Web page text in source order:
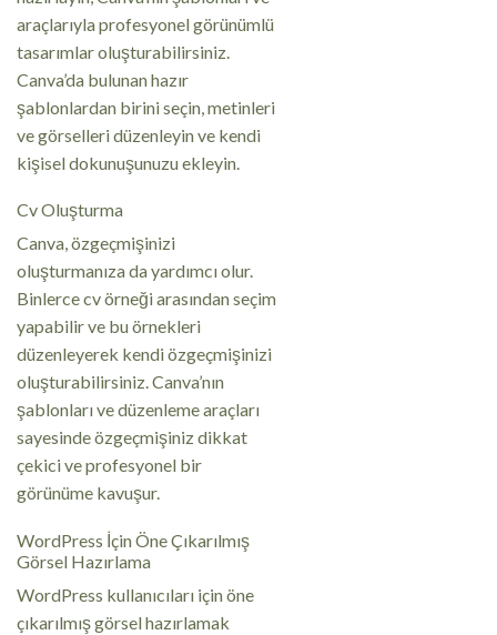
araçlarıyla profesyonel görünümlü
tasarımlar oluşturabilirsiniz.
Canva’da bulunan hazır
şablonlardan birini seçin, metinleri
ve görselleri düzenleyin ve kendi
kişisel dokunuşunuzu ekleyin.
Cv Oluşturma
Canva, özgeçmişinizi
oluşturmanıza da yardımcı olur.
Binlerce cv örneği arasından seçim
yapabilir ve bu örnekleri
düzenleyerek kendi özgeçmişinizi
oluşturabilirsiniz. Canva’nın
şablonları ve düzenleme araçları
sayesinde özgeçmişiniz dikkat
çekici ve profesyonel bir
görünüme kavuşur.
WordPress İçin Öne Çıkarılmış
Görsel Hazırlama
WordPress kullanıcıları için öne
çıkarılmış görsel hazırlamak